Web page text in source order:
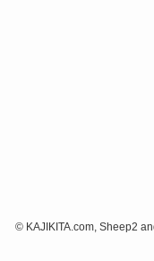
©KAJIKITA.com, Sheep2